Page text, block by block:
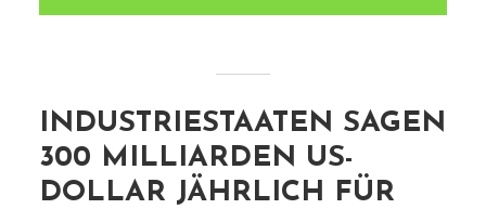
INDUSTRIESTAATEN SAGEN
300 MILLIARDEN US-
DOLLAR JÄHRLICH FÜR